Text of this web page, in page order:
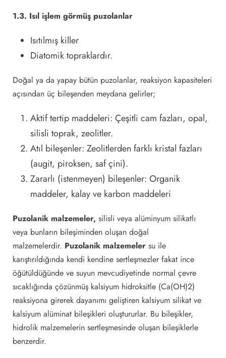
1.3. Isıl işlem görmüş puzolanlar
Isıtılmış killer
Diatomik topraklardır.
Doğal ya da yapay bütün puzolanlar, reaksiyon kapasiteleri
açısından üç bileşenden meydana gelirler;
Aktif tertip maddeleri: Çeşitli cam fazları, opal,
silisli toprak, zeolitler.
Atıl bileşenler: Zeolitlerden farklı kristal fazları
(augit, piroksen, saf çini).
Zararlı (istenmeyen) bileşenler: Organik
maddeler, kalay ve karbon maddeleri
Puzolanik malzemeler, silisli veya alüminyum silikatlı
veya bunların bileşiminden oluşan doğal
malzemelerdir. Puzolanik malzemeler su ile
karıştırıldığında kendi kendine sertleşmezler fakat ince
öğütüldüğünde ve suyun mevcudiyetinde normal çevre
sıcaklığında çözünmüş kalsiyum hidroksitle (Ca(OH)2)
reaksiyona girerek dayanımı geliştiren kalsiyum silikat ve
kalsiyum alüminat bileşikleri oluştururlar. Bu bileşikler,
hidrolik malzemelerin sertleşmesinde oluşan bileşiklerle
benzerdir.